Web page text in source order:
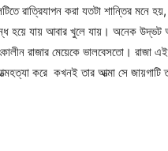
রাত্রিযাপন করা যতটা শান্তির
যায় আবার খুলে যায়। অনেক উদ্ভট
রাজার মেয়েকে ভালবেসতো। রাজা
করে কখনই তার আত্মা সে জায়গাটি